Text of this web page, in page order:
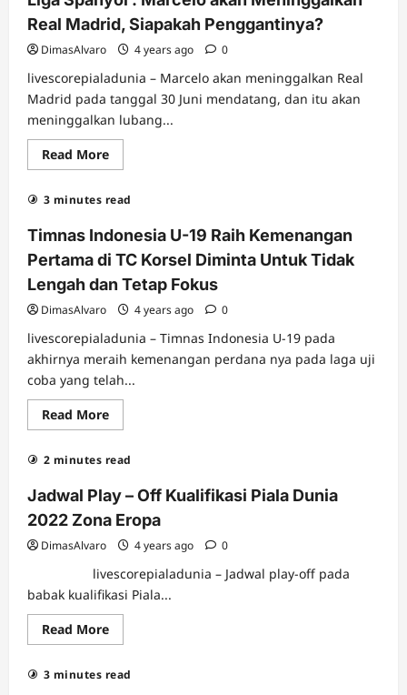
Taisei
Marukawa
Ditolak
Beberapa
Klub
BRI
Liga
1
Real Madrid, Siapakah Penggantinya?
DimasAlvaro 4 years ago 0
livescorepialadunia – Marcelo akan meninggalkan Real
Madrid pada tanggal 30 Juni mendatang, dan itu akan
meninggalkan lubang...
Read MoreRead
more
Liga
Spanyol
Marcelo
akan
Meninggalkan
Real
Madrid,
Siapakah
Penggantinya?
3 minutes read
Timnas Indonesia U-19 Raih Kemenangan
Pertama di TC Korsel Diminta Untuk Tidak
Lengah dan Tetap Fokus
DimasAlvaro 4 years ago 0
livescorepialadunia – Timnas Indonesia U-19 pada
akhirnya meraih kemenangan perdana nya pada laga uji
coba yang telah...
Read MoreRead
more
Timnas
Indonesia
19
Raih
Kemenangan
Pertama
di
TC
Diminta
Untuk
Tidak
Lengah
dan
Tetap
2 minutes read
Jadwal Play – Off Kualifikasi Piala Dunia
2022 Zona Eropa
DimasAlvaro 4 years ago 0
livescorepialadunia – Jadwal play-off pada
babak kualifikasi Piala...
Read MoreRead
more
Jadwal
Play
3 minutes read